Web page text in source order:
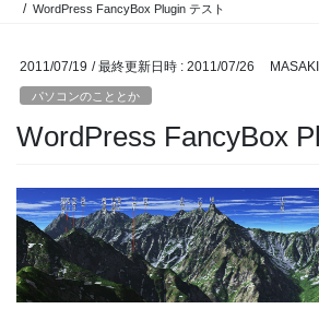
WordPress FancyBox Plugin テスト
2011/07/19 / 最終更新日時 : 2011/07/26
パソコンのこととか
WordPress FancyBox